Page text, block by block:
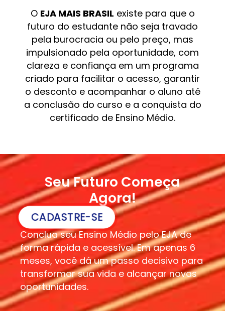
O EJA MAIS BRASIL existe para que o
futuro do estudante não seja travado
pela burocracia ou pelo preço, mas
impulsionado pela oportunidade, com
clareza e confiança em um programa
criado para facilitar o acesso, garantir
o desconto e acompanhar o aluno até
a conclusão do curso e a conquista do
certificado de Ensino Médio.
Seu Futuro Começa
Agora!
CADASTRE-SE
Conclua seu Ensino Médio pelo EJA de
forma rápida e acessível. Em apenas 6
meses, você dá um passo decisivo para
transformar sua vida e alcançar novas
oportunidades.